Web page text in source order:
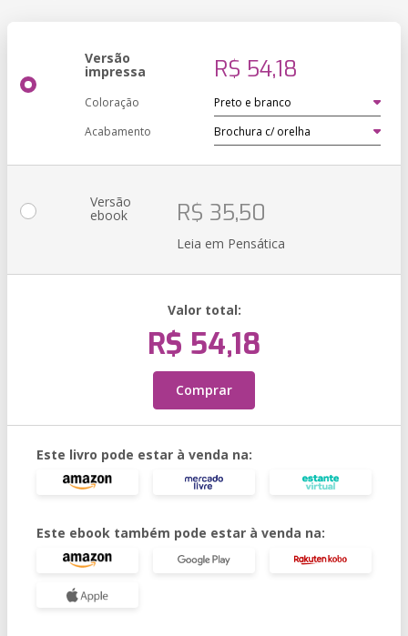
Versão
impressa R$ 54,18
Coloração
Acabamento
Versão
ebook R$ 35,50
Leia em Pensática
Valor total:
R$ 54,18
Comprar
Este livro pode estar à venda na:
Este ebook também pode estar à venda na: